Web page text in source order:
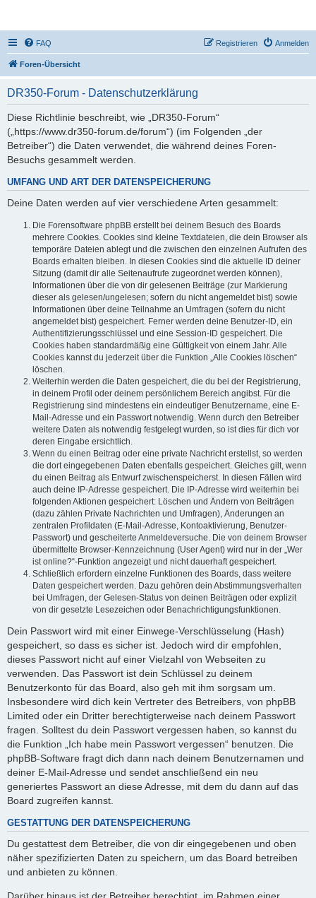
FAQ Anmelden
Registrieren
Foren-Übersicht
DR350-Forum - Datenschutzerklärung
Diese Richtlinie beschreibt, wie „DR350-Forum“
(„https://www.dr350-forum.de/forum“) (im Folgenden „der
Betreiber“) die Daten verwendet, die während deines Foren-
Besuchs gesammelt werden.
UMFANG UND ART DER DATENSPEICHERUNG
Deine Daten werden auf vier verschiedene Arten gesammelt:
Die Forensoftware phpBB erstellt bei deinem Besuch des Boards
mehrere Cookies. Cookies sind kleine Textdateien, die dein Browser als
temporäre Dateien ablegt und die zwischen den einzelnen Aufrufen des
Boards erhalten bleiben. In diesen Cookies sind die aktuelle ID deiner
Sitzung (damit dir alle Seitenaufrufe zugeordnet werden können),
Informationen über die von dir gelesenen Beiträge (zur Markierung
dieser als gelesen/ungelesen; sofern du nicht angemeldet bist) sowie
Informationen über deine Teilnahme an Umfragen (sofern du nicht
angemeldet bist) gespeichert. Ferner werden deine Benutzer-ID, ein
Authentifizierungsschlüssel und eine Session-ID gespeichert. Die
Cookies haben standardmäßig eine Gültigkeit von einem Jahr. Alle
Cookies kannst du jederzeit über die Funktion „Alle Cookies löschen“
löschen.
Weiterhin werden die Daten gespeichert, die du bei der Registrierung,
in deinem Profil oder deinem persönlichem Bereich angibst. Für die
Registrierung sind mindestens ein eindeutiger Benutzername, eine E-
Mail-Adresse und ein Passwort notwendig. Wenn durch den Betreiber
weitere Daten als notwendig festgelegt wurden, so ist dies für dich vor
deren Eingabe ersichtlich.
Wenn du einen Beitrag oder eine private Nachricht erstellst, so werden
die dort eingegebenen Daten ebenfalls gespeichert. Gleiches gilt, wenn
du einen Beitrag als Entwurf zwischenspeicherst. In diesen Fällen wird
auch deine IP-Adresse gespeichert. Die IP-Adresse wird weiterhin bei
folgenden Aktionen gespeichert: Löschen und Ändern von Beiträgen
(dazu zählen Private Nachrichten und Umfragen), Änderungen an
zentralen Profildaten (E-Mail-Adresse, Kontoaktivierung, Benutzer-
Passwort) und gescheiterte Anmeldeversuche. Die von deinem Browser
übermittelte Browser-Kennzeichnung (User Agent) wird nur in der „Wer
ist online?“-Funktion angezeigt und nicht dauerhaft gespeichert.
Schließlich erfordern einzelne Funktionen des Boards, dass weitere
Daten gespeichert werden. Dazu gehören dein Abstimmungsverhalten
bei Umfragen, der Gelesen-Status von deinen Beiträgen oder explizit
von dir gesetzte Lesezeichen oder Benachrichtigungsfunktionen.
Dein Passwort wird mit einer Einwege-Verschlüsselung (Hash)
gespeichert, so dass es sicher ist. Jedoch wird dir empfohlen,
dieses Passwort nicht auf einer Vielzahl von Webseiten zu
verwenden. Das Passwort ist dein Schlüssel zu deinem
Benutzerkonto für das Board, also geh mit ihm sorgsam um.
Insbesondere wird dich kein Vertreter des Betreibers, von phpBB
Limited oder ein Dritter berechtigterweise nach deinem Passwort
fragen. Solltest du dein Passwort vergessen haben, so kannst du
die Funktion „Ich habe mein Passwort vergessen“ benutzen. Die
phpBB-Software fragt dich dann nach deinem Benutzernamen und
deiner E-Mail-Adresse und sendet anschließend ein neu
generiertes Passwort an diese Adresse, mit dem du dann auf das
Board zugreifen kannst.
GESTATTUNG DER DATENSPEICHERUNG
Du gestattest dem Betreiber, die von dir eingegebenen und oben
näher spezifizierten Daten zu speichern, um das Board betreiben
und anbieten zu können.